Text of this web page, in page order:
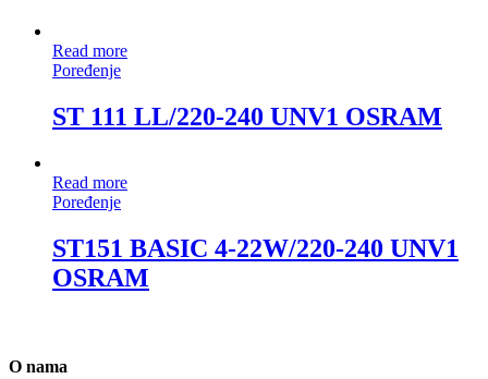
Read more
Poređenje
ST 111 LL/220-240 UNV1 OSRAM
Read more
Poređenje
ST151 BASIC 4-22W/220-240 UNV1
OSRAM
O nama